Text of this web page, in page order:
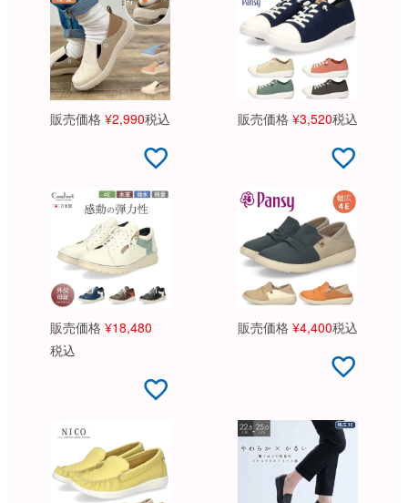
販売価格 ¥2,990税込 販売価格 ¥3,520税込
販売価格 ¥18,480
税込
販売価格 ¥4,400税込